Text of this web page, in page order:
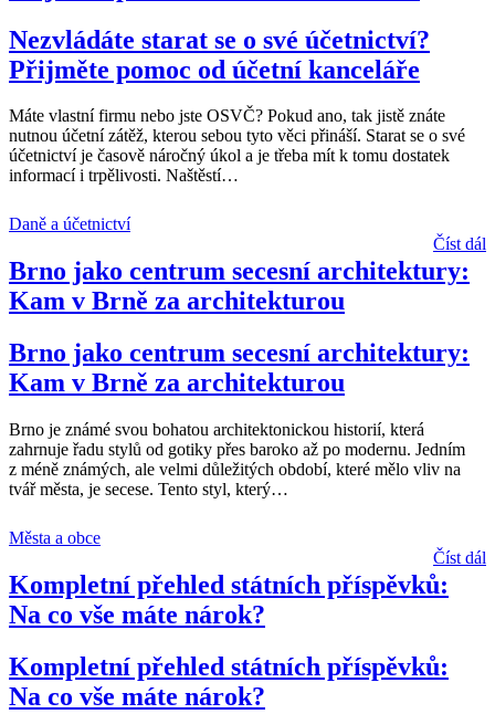
Nezvládáte starat se o své účetnictví?
Přijměte pomoc od účetní kanceláře
Máte vlastní firmu nebo jste OSVČ? Pokud ano, tak jistě znáte
nutnou účetní zátěž, kterou sebou tyto věci přináší. Starat se o své
účetnictví je časově náročný úkol a je třeba mít k tomu dostatek
informací i trpělivosti. Naštěstí…
Daně a účetnictví
Číst dál
Brno jako centrum secesní architektury:
Kam v Brně za architekturou
Brno jako centrum secesní architektury:
Kam v Brně za architekturou
Brno je známé svou bohatou architektonickou historií, která
zahrnuje řadu stylů od gotiky přes baroko až po modernu. Jedním
z méně známých, ale velmi důležitých období, které mělo vliv na
tvář města, je secese. Tento styl, který…
Města a obce
Číst dál
Kompletní přehled státních příspěvků:
Na co vše máte nárok?
Kompletní přehled státních příspěvků:
Na co vše máte nárok?